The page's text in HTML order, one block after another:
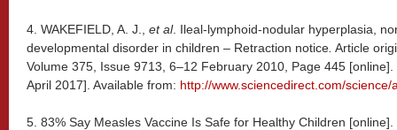
4. WAKEFIELD, A. J., et al. Ileal-lymphoid-nodular hyperplasia,
developmental disorder in children – Retraction notice Article
Volume 375, Issue 9713, 6–12 February 2010, Page 445
April 2017]. Available from: http://www.sciencedirect.com/
5. 83% Say Measles Vaccine Is Safe for Healthy Children